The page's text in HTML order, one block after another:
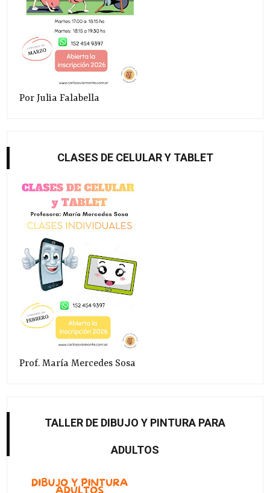
Por Julia Falabella
CLASES DE CELULAR Y TABLET
Prof. María Mercedes Sosa
TALLER DE DIBUJO Y PINTURA PARA
ADULTOS